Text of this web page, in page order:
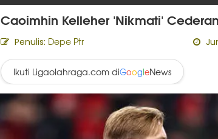
Caoimhin Kelleher 'Nikmati'
Penulis: Depe Ptr
Ikuti Ligaolahraga.com diGoogleNews